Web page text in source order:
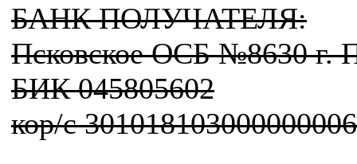
БАНК ПОЛУЧАТЕЛЯ:
Псковское ОСБ №8630 г.
БИК 045805602
кор/c